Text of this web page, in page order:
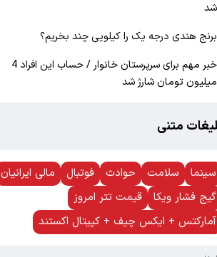
شد
برنج هندی درجه یک را کیلویی چند بخریم؟
خبر مهم برای سرپرستان خانوار / حساب این افراد 4
میلیون تومان شارژ شد
متنی
سینما سلامت حوادث فوتبال
مالی ایرانیان
گیج فشار ویکا
قیمت تتر امروز
آمارکتس + ایکس چیف + کپیتال اکستند